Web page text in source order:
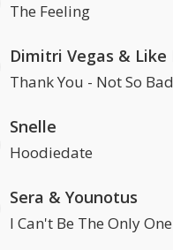
The Feeling
Thank You - Not So Bad
Snelle
Hoodiedate
Sera & Younotus
I Can't Be The Only One